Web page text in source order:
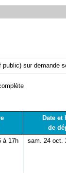
public) sur demande
Date et
de
à 17h sam. 24 oct.